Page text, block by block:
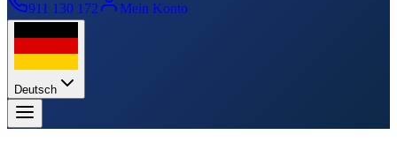
911 130 172 Mein Konto
Deutsch